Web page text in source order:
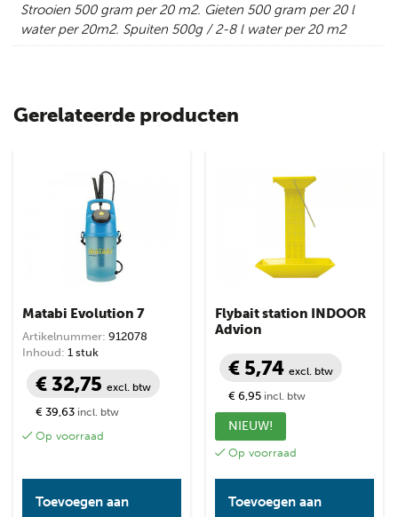
Strooien 500 gram per 20 m2. Gieten 500 gram per 20 l
water per 20m2. Spuiten 500g / 2-8 l water per 20 m2
Gerelateerde producten
Matabi Evolution 7
Artikelnummer: 912078
Inhoud: 1 stuk
€ 32,75 excl. btw
€ 39,63 incl. btw
Op voorraad
Toevoegen aan
Flybait station INDOOR
Advion
€ 5,74excl. btw
€ 6,95 incl. btw
NIEUW!
Op voorraad
Toevoegen aan